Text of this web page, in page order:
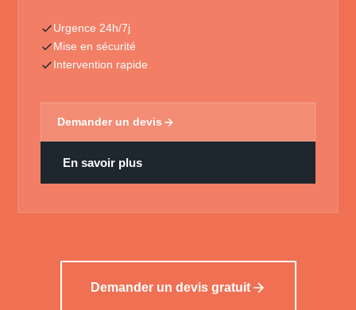
Urgence 24h/7j
Mise en sécurité
Intervention rapide
Demander un devis
En savoir plus
Demander un devis gratuit